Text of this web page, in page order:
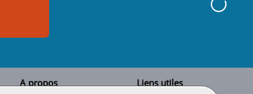
A propos Liens utiles